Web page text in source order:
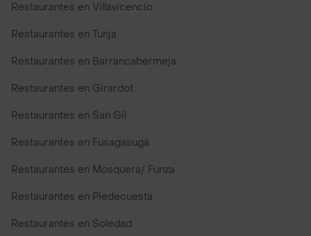
Restaurantes en Villavicencio
Restaurantes en Tunja
Restaurantes en Barrancabermeja
Restaurantes en Girardot
Restaurantes en San Gil
Restaurantes en Fusagasugá
Restaurantes en Mosquera/ Funza
Restaurantes en Piedecuesta
Restaurantes en Soledad